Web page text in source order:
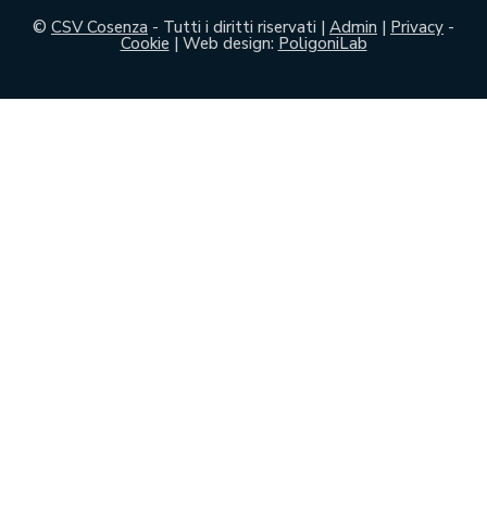
© CSV Cosenza - Tutti i diritti riservati | Admin | Privacy -
Cookie | Web design: PoligoniLab